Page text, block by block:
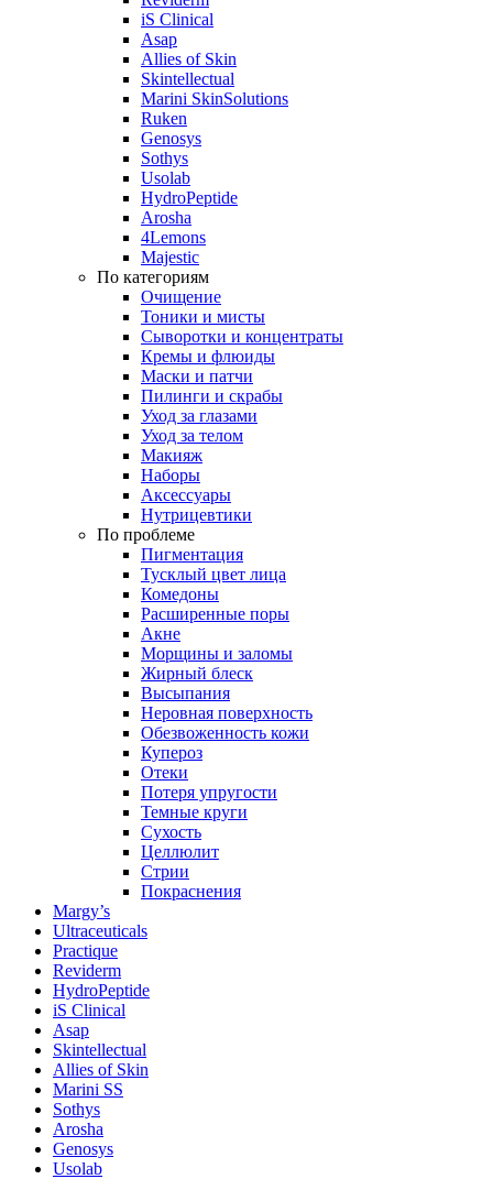
iS Clinical
Asap
Allies of Skin
Skintellectual
Marini SkinSolutions
Ruken
Genosys
Sothys
Usolab
HydroPeptide
Arosha
4Lemons
Majestic
По категориям
Очищение
Тоники и мисты
Сыворотки и концентраты
Кремы и флюиды
Маски и патчи
Пилинги и скрабы
Уход за глазами
Уход за телом
Макияж
Наборы
Аксессуары
Нутрицевтики
По проблеме
Пигментация
Тусклый цвет лица
Комедоны
Расширенные поры
Акне
Морщины и заломы
Жирный блеск
Высыпания
Неровная поверхность
Обезвоженность кожи
Купероз
Отеки
Потеря упругости
Темные круги
Сухость
Целлюлит
Стрии
Покраснения
Margy’s
Ultraceuticals
Practique
Reviderm
HydroPeptide
iS Clinical
Asap
Skintellectual
Allies of Skin
Marini SS
Sothys
Arosha
Genosys
Usolab